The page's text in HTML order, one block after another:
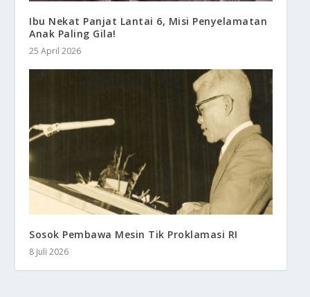
Ibu Nekat Panjat Lantai 6, Misi Penyelamatan
Anak Paling Gila!
25 April 2026
Sosok Pembawa Mesin Tik Proklamasi RI
8 Juli 2026